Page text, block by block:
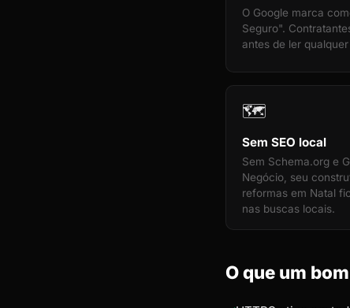
O Google marca
Seguro".
antes de ler
🗺️
Sem SEO local
Sem Schema.org e
Negócio, seu
reformas em Natal
nas buscas locais.
O que um